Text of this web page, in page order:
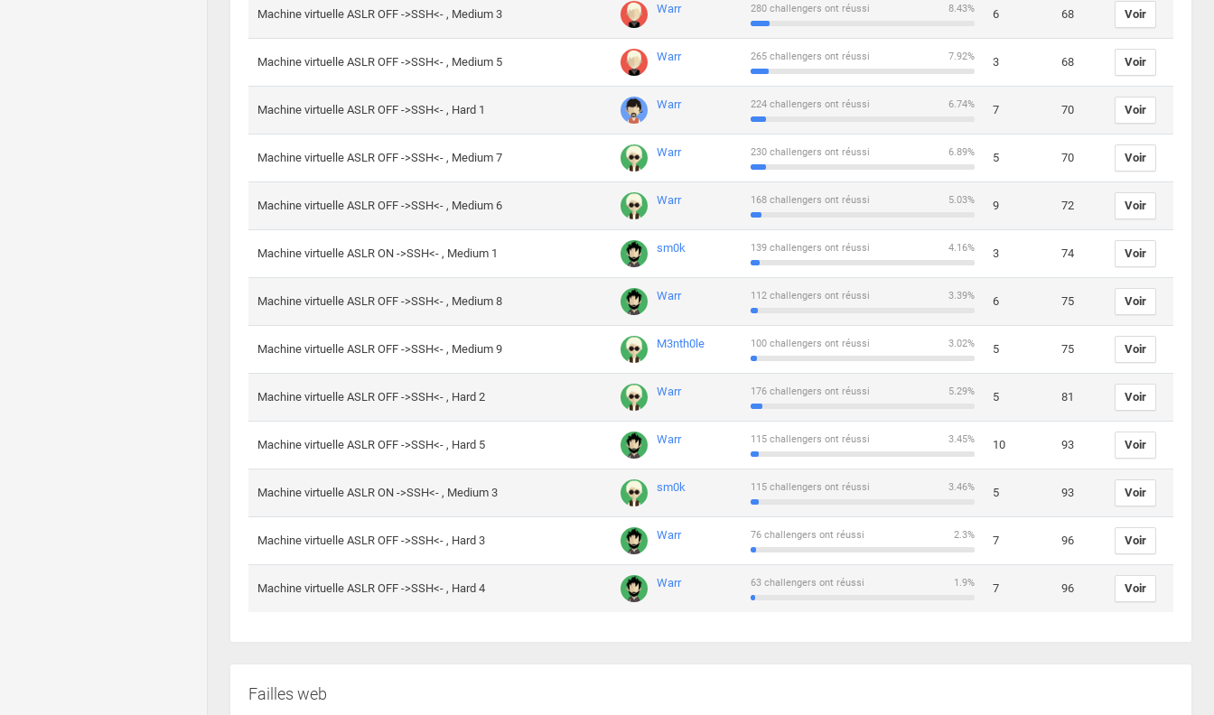
Machine virtuelle ASLR OFF ->SSH<- , Medium 3 Warr 8.43%
280 challengers ont réussi 6 68 Voir
Machine virtuelle ASLR OFF ->SSH<- , Medium 5 Warr 7.92%
265 challengers ont réussi 3 68 Voir
Machine virtuelle ASLR OFF ->SSH<- , Hard 1 Warr 6.74%
224 challengers ont réussi 7 70 Voir
Machine virtuelle ASLR OFF ->SSH<- , Medium 7 Warr 6.89%
230 challengers ont réussi 5 70 Voir
Machine virtuelle ASLR OFF ->SSH<- , Medium 6 Warr 5.03%
168 challengers ont réussi 9 72 Voir
Machine virtuelle ASLR ON ->SSH<- , Medium 1 sm0k 4.16%
139 challengers ont réussi 3 74 Voir
Machine virtuelle ASLR OFF ->SSH<- , Medium 8 Warr 3.39%
112 challengers ont réussi 6 75 Voir
Machine virtuelle ASLR OFF ->SSH<- , Medium 9 M3nth0le 3.02%
100 challengers ont réussi 5 75 Voir
Machine virtuelle ASLR OFF ->SSH<- , Hard 2 Warr 5.29%
176 challengers ont réussi 5 81 Voir
Machine virtuelle ASLR OFF ->SSH<- , Hard 5 Warr 3.45%
115 challengers ont réussi 10 93 Voir
Machine virtuelle ASLR ON ->SSH<- , Medium 3 sm0k 3.46%
115 challengers ont réussi 5 93 Voir
Machine virtuelle ASLR OFF ->SSH<- , Hard 3 Warr 2.3%
76 challengers ont réussi 7 96 Voir
Machine virtuelle ASLR OFF ->SSH<- , Hard 4 Warr 1.9%
63 challengers ont réussi 7 96 Voir
Failles web